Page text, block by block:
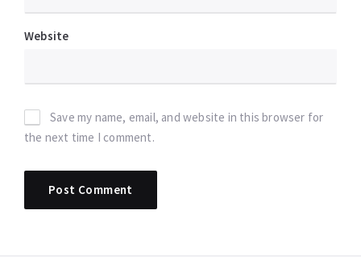
Website
Save my name, email, and website in this browser for
the next time I comment.